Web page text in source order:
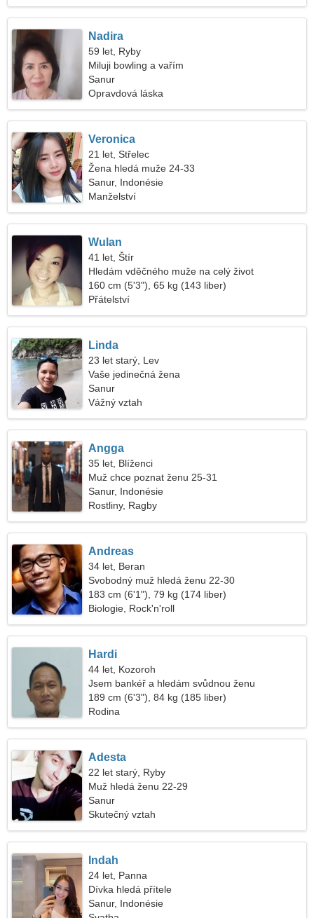
Nadira
59 let, Ryby
Miluji bowling a vařím
Sanur
Opravdová láska
Veronica
21 let, Střelec
Žena hledá muže 24-33
Sanur, Indonésie
Manželství
Wulan
41 let, Štír
Hledám vděčného muže na celý život
160 cm (5'3"), 65 kg (143 liber)
Přátelství
Linda
23 let starý, Lev
Vaše jedinečná žena
Sanur
Vážný vztah
Angga
35 let, Blíženci
Muž chce poznat ženu 25-31
Sanur, Indonésie
Rostliny, Ragby
Andreas
34 let, Beran
Svobodný muž hledá ženu 22-30
183 cm (6'1"), 79 kg (174 liber)
Biologie, Rock'n'roll
Hardi
44 let, Kozoroh
Jsem bankéř a hledám svůdnou ženu
189 cm (6'3"), 84 kg (185 liber)
Rodina
Adesta
22 let starý, Ryby
Muž hledá ženu 22-29
Sanur
Skutečný vztah
Indah
24 let, Panna
Dívka hledá přítele
Sanur, Indonésie